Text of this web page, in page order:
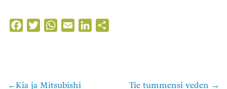
FacebookTwitterWhatsApp
Email LinkedIn
Kia ja Mitsubishi
Tie tummensi veden